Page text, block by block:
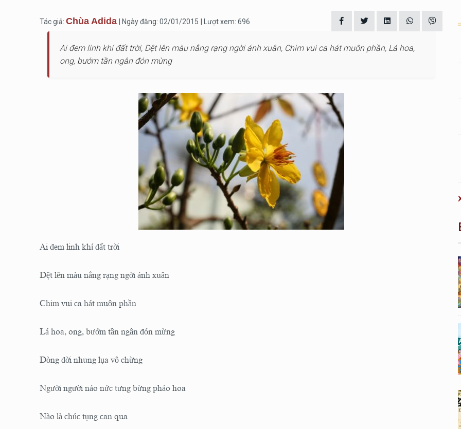
Tác giả: Chùa Adida | Ngày đăng: 02/01/2015 | Lượt xem: 696
Ai đem linh khí đất trời, Dệt lên màu nắng rạng ngời ánh xuân, Chim vui ca hát muôn phần, Lá hoa,
ong, bướm tần ngân đón mừng
Ai đem linh khí đất trời
Dệt lên màu nắng rạng ngời ánh xuân
Chim vui ca hát muôn phần
Lá hoa, ong, bướm tần ngân đón mừng
Dòng đời nhung lụa vô chừng
Người người náo nức tưng bừng pháo hoa
Nào là chúc tụng can qua